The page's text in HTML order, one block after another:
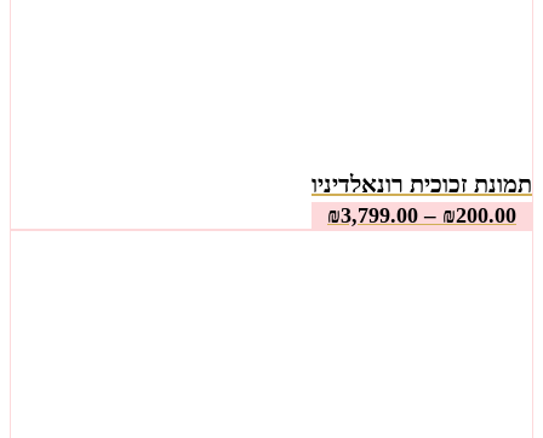
תמונת זכוכית רונאלדיניו
₪200.00
–
₪3,799.00